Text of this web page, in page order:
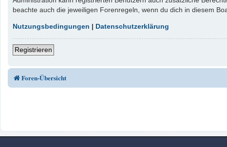
beachte auch die jeweiligen Forenregeln, wenn du dich in diesem
Nutzungsbedingungen | Datenschutzerklärung
Registrieren
Foren-Übersicht